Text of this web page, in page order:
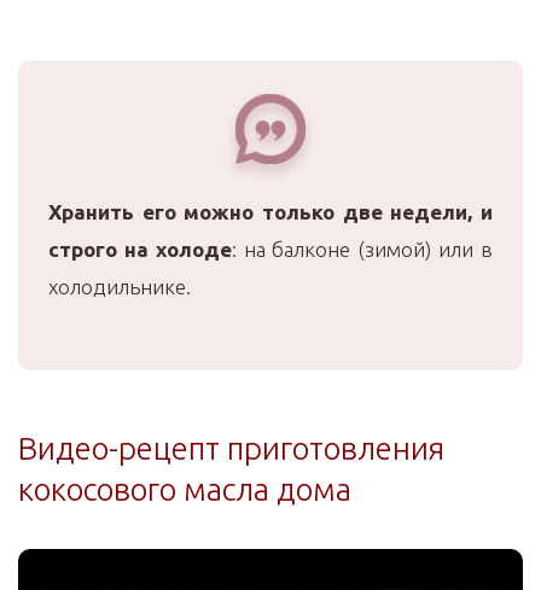
Хранить его можно только две недели, и
строго на холоде: на балконе (зимой) или в
холодильнике.
Видео-рецепт приготовления
кокосового масла дома